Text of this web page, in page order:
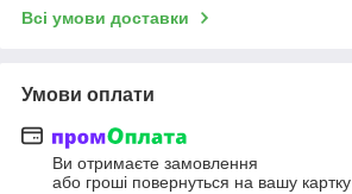
Всі умови доставки
Умови оплати
Ви отримаєте замовлення
або гроші повернуться на вашу картку